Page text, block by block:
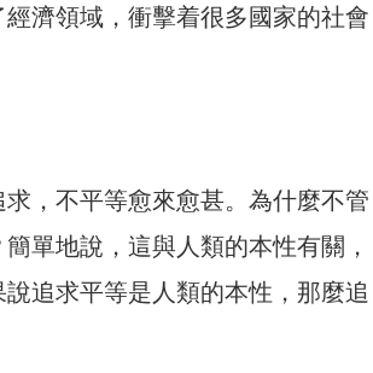
濟領域，衝擊着很多國家的社會
，不平等愈來愈甚。為什麼不管
單地說，這與人類的本性有關，
追求平等是人類的本性，那麼追